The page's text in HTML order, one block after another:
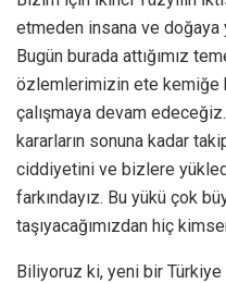
etmeden insana ve doğaya
Bugün burada attığımız
özlemlerimizin ete kemiğe
çalışmaya devam
kararların sonuna kadar
ciddiyetini ve bizlere
farkındayız. Bu yükü çok
taşıyacağımızdan hiç
Biliyoruz ki, yeni bir